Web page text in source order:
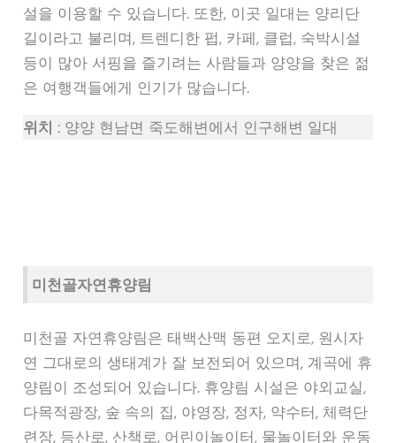
설을 이용할 수 있습니다. 또한, 이곳 일대는 양리단
길이라고 불리며, 트렌디한 펍, 카페, 클럽, 숙박시설
등이 많아 서핑을 즐기려는 사람들과 양양을 찾은 젊
은 여행객들에게 인기가 많습니다.
위치 : 양양 현남면 죽도해변에서 인구해변 일대
미천골자연휴양림
미천골 자연휴양림은 태백산맥 동편 오지로, 원시자
연 그대로의 생태계가 잘 보전되어 있으며, 계곡에 휴
양림이 조성되어 있습니다. 휴양림 시설은 야외교실,
다목적광장, 숲 속의 집, 야영장, 정자, 약수터, 체력단
련장, 등산로, 산책로, 어린이놀이터, 물놀이터와 운동